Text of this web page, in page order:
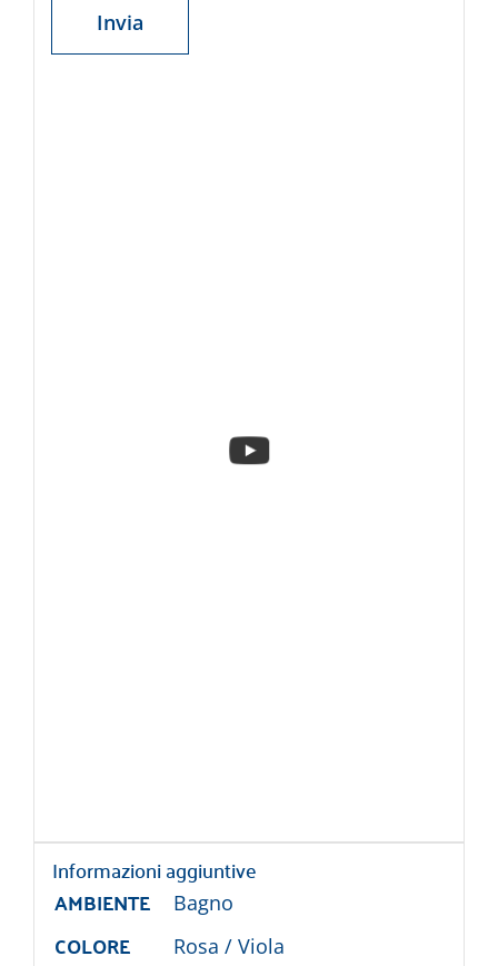
Informazioni aggiuntive
AMBIENTE
Bagno
COLORE Rosa / Viola